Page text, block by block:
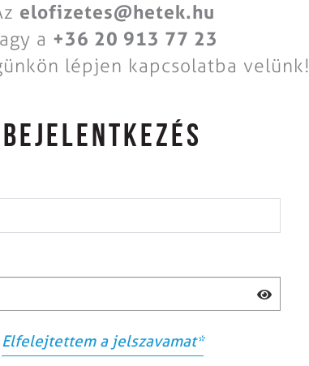
elofizetes@hetek.hu
a +36 20 913 77 23
lépjen kapcsolatba velünk!
BEJELENTKEZÉS
Elfelejtettem a jelszavamat*